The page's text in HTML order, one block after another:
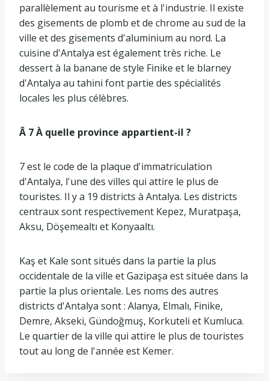
parallèlement au tourisme et à l'industrie. Il existe
des gisements de plomb et de chrome au sud de la
ville et des gisements d'aluminium au nord. La
cuisine d'Antalya est également très riche. Le
dessert à la banane de style Finike et le blarney
d'Antalya au tahini font partie des spécialités
locales les plus célèbres.
Â 7 À quelle province appartient-il ?
7 est le code de la plaque d'immatriculation
d'Antalya, l'une des villes qui attire le plus de
touristes. Il y a 19 districts à Antalya. Les districts
centraux sont respectivement Kepez, Muratpaşa,
Aksu, Döşemealtı et Konyaaltı.
Kaş et Kale sont situés dans la partie la plus
occidentale de la ville et Gazipaşa est située dans la
partie la plus orientale. Les noms des autres
districts d'Antalya sont : Alanya, Elmalı, Finike,
Demre, Akseki, Gündoğmuş, Korkuteli et Kumluca.
Le quartier de la ville qui attire le plus de touristes
tout au long de l'année est Kemer.